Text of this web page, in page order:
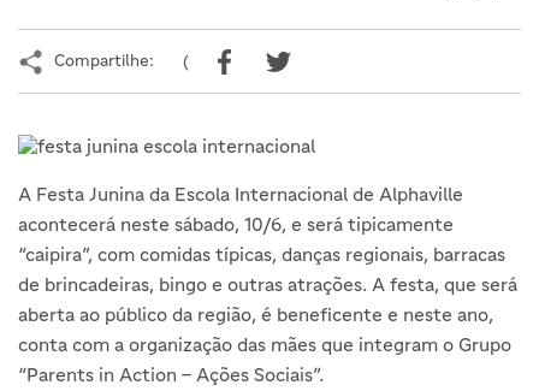
Compartilhe: (
A Festa Junina da Escola Internacional de Alphaville
acontecerá neste sábado, 10/6, e será tipicamente
“caipira”, com comidas típicas, danças regionais, barracas
de brincadeiras, bingo e outras atrações. A festa, que será
aberta ao público da região, é beneficente e neste ano,
conta com a organização das mães que integram o Grupo
“Parents in Action – Ações Sociais”.